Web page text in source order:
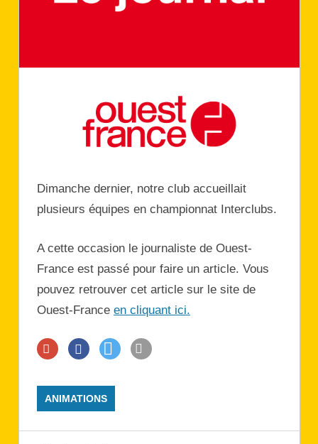
Dimanche dernier, notre club accueillait
plusieurs équipes en championnat Interclubs.
A cette occasion le journaliste de Ouest-
France est passé pour faire un article. Vous
pouvez retrouver cet article sur le site de
Ouest-France en cliquant ici.
ANIMATIONS